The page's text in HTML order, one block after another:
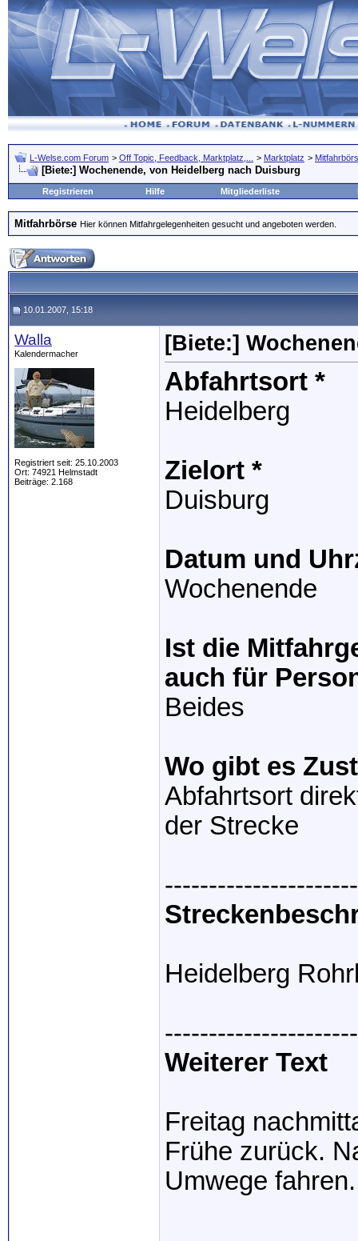
L-Welse.com Forum > Off Topic, Feedback, Marktplatz,... > Marktplatz >
[Biete:] Wochenende, von Heidelberg nach Duisburg
Registrieren Hilfe Mitgliederliste
Mitfahrbörse Hier können Mitfahrgelegenheiten gesucht und angeboten werden.
10.01.2007, 15:18
Walla
Kalendermacher
Registriert seit: 25.10.2003
Ort: 74921 Helmstadt
Beiträge: 2.168
[Biete:]
Abfahrtsort *
Heidelberg
Zielort *
Duisburg
Datum und
Wochenende
Ist die
auch für
Beides
Wo gibt es
Abfahrtsort
der Strecke
Heidelberg
Weiterer Text
Freitag
Frühe zurück.
Umwege fahren.